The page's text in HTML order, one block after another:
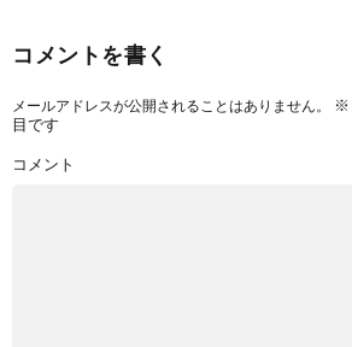
コメントを書く
メールアドレスが公開されることはありません。 ※
目です
コメント